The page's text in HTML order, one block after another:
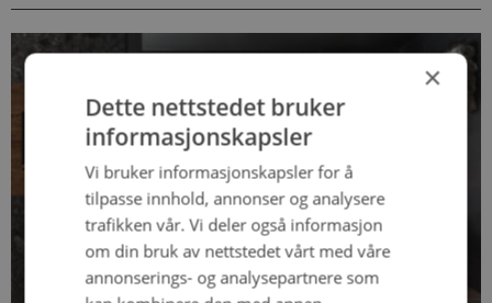
×
Dette nettstedet bruker
informasjonskapsler
Vi bruker informasjonskapsler for å
tilpasse innhold, annonser og analysere
trafikken vår. Vi deler også informasjon
om din bruk av nettstedet vårt med våre
annonserings- og analysepartnere som